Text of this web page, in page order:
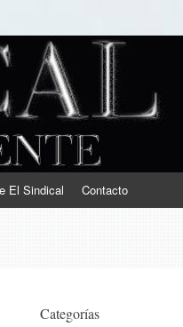
El Sindical Contacto
Categorías